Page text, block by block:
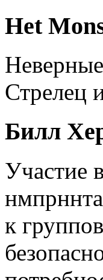
Het
Стрелец
Билл
Участие
к